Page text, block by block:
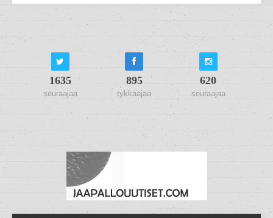
1635
seuraajaa
895
tykkääjää
620
seuraajaa